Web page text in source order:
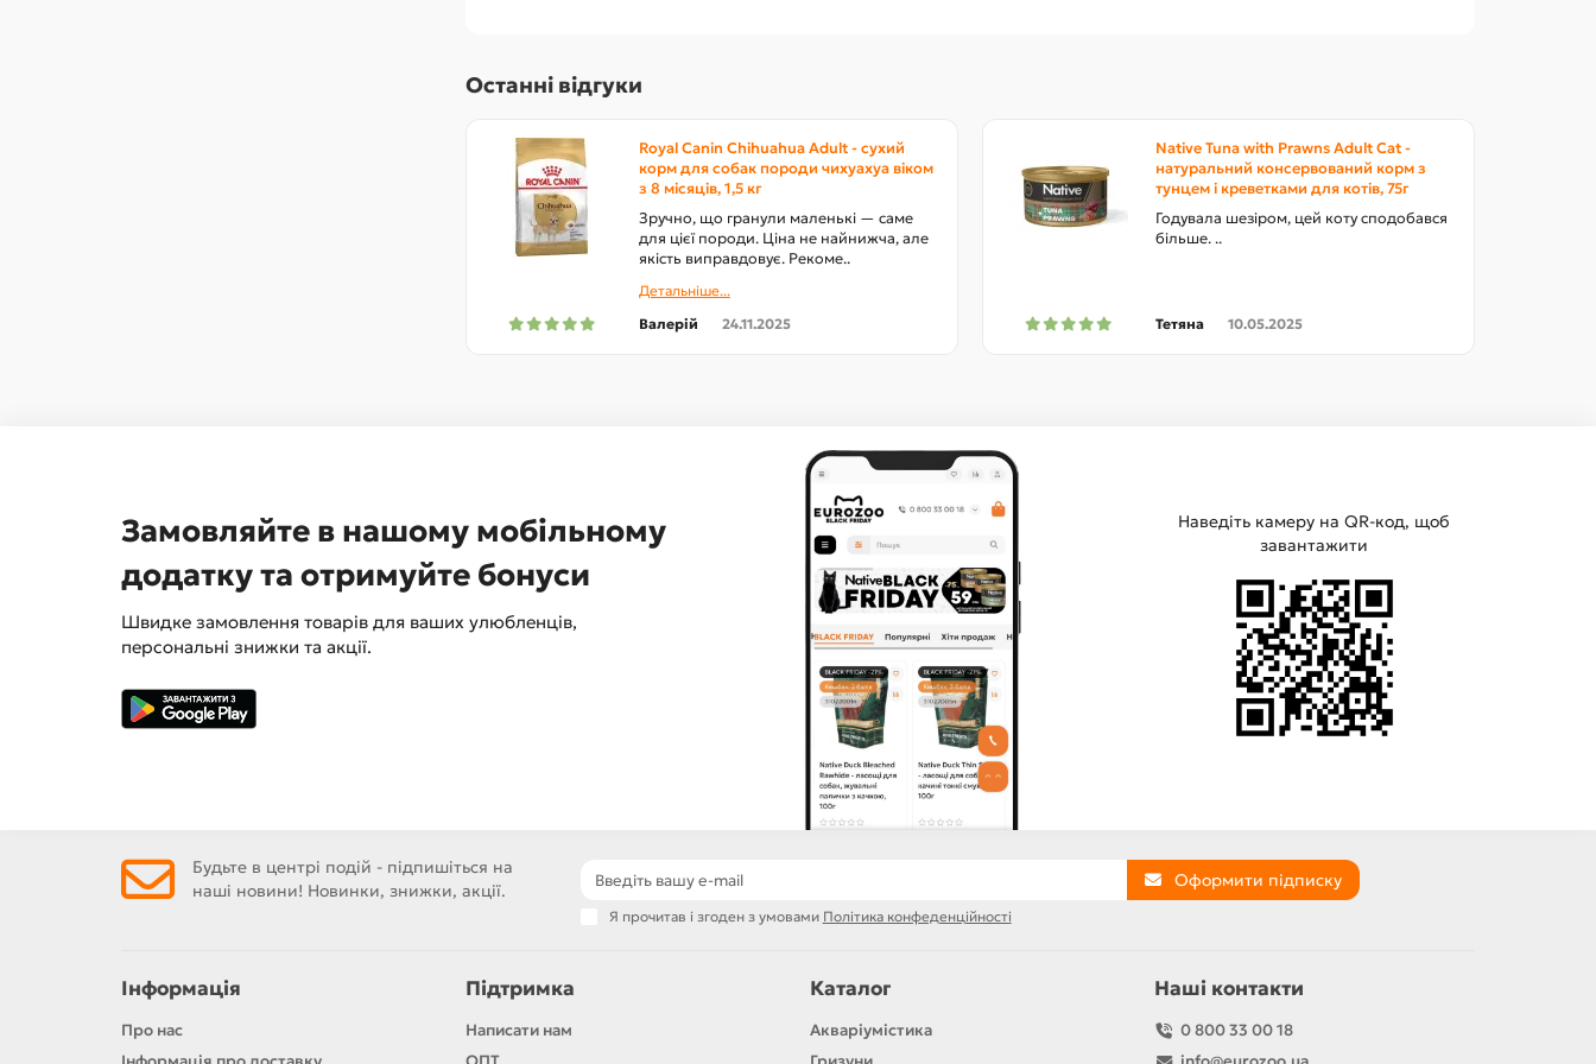
Останні відгуки
Royal Canin Chihuahua Adult - сухий
корм для собак породи чихуахуа віком
з 8 місяців, 1,5 кг
Зручно, що гранули маленькі — саме
для цієї породи. Ціна не найнижча, але
якість виправдовує. Рекоме..
Детальніше...
Валерій
24.11.2025
Native Tuna with Prawns Adult Cat -
натуральний консервований корм з
тунцем і креветками для котів, 75г
Годувала шезіром, цей коту сподобався
більше. ..
Тетяна 10.05.2025
Замовляйте в нашому мобільному
додатку та отримуйте бонуси
Швидке замовлення товарів для ваших улюбленців,
персональні знижки та акції.
Наведіть камеру на QR-код, щоб
завантажити
Будьте в центрі подій - підпишіться на
наші новини! Новинки, знижки, акції.
Оформити підписку
Я прочитав і згоден з умовами Політика конфеденційності
Інформація
Про нас
Підтримка
Написати нам
Каталог
Акваріумістика
Наші контакти
0 800 33 00 18